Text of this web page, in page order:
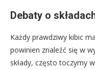
Debaty o
Każdy prawdziwy kibic
powinien znaleźć się w
składy, często toczymy